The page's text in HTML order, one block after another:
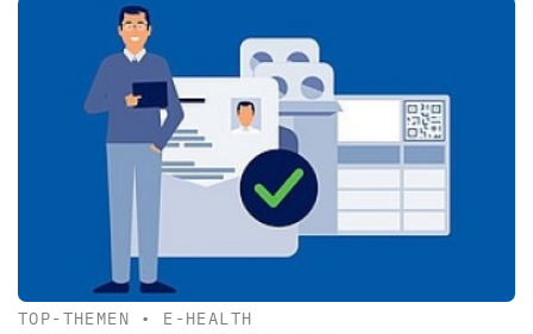
TOP-THEMEN • E-HEALTH